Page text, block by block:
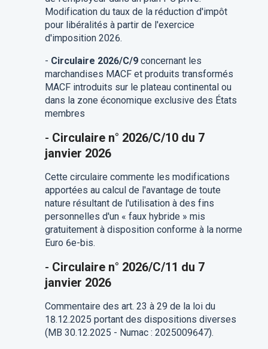
Modification du taux de la réduction d'impôt
pour libéralités à partir de l'exercice
d'imposition 2026.
- Circulaire 2026/C/9concernant les
marchandises MACF et produits transformés
MACF introduits sur le plateau continental ou
dans la zone économique exclusive des États
membres
- Circulaire n° 2026/C/10 du 7
janvier 2026
Cette circulaire commente les modifications
apportées au calcul de l'avantage de toute
nature résultant de l'utilisation à des fins
personnelles d'un « faux hybride » mis
gratuitement à disposition conforme à la norme
Euro 6e-bis.
- Circulaire n° 2026/C/11 du 7
janvier 2026
Commentaire des art. 23 à 29 de la loi du
18.12.2025 portant des dispositions diverses
(MB 30.12.2025 - Numac : 2025009647).